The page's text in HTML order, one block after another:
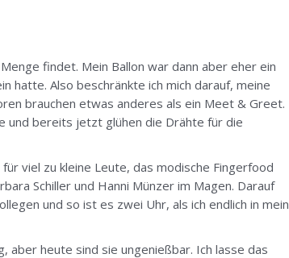
findet. Mein Ballon war dann aber eher ein
hatte. Also beschränkte ich mich darauf, meine
brauchen etwas anderes als ein Meet & Greet.
und bereits jetzt glühen die Drähte für die
viel zu kleine Leute, das modische Fingerfood
Schiller und Hanni Münzer im Magen. Darauf
und so ist es zwei Uhr, als ich endlich in mein
aber heute sind sie ungenießbar. Ich lasse das